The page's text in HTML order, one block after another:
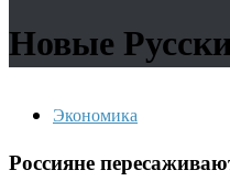
Новые
Экономика
Россияне